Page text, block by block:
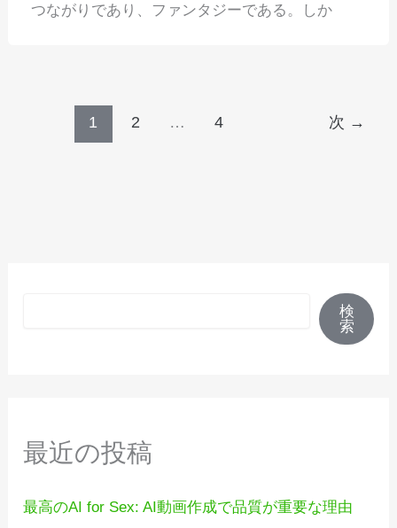
つながりであり、ファンタジーである。しか
1 2 … 4 次 →
検
索
最近の投稿
最高のAI for Sex: AI動画作成で品質が重要な理由